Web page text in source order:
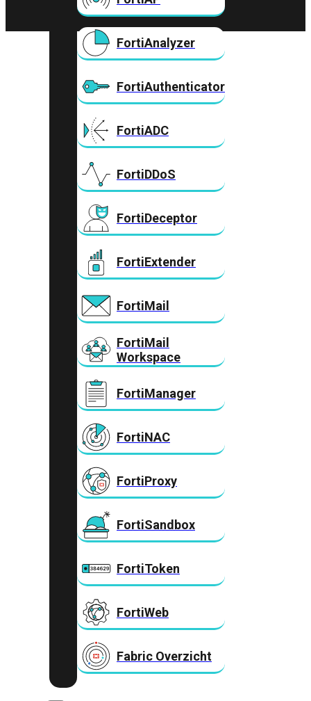
FortiAnalyzer
FortiAuthenticator
FortiADC
FortiDDoS
FortiDeceptor
FortiExtender
FortiMail
FortiMail
Workspace
FortiManager
FortiNAC
FortiProxy
FortiSandbox
FortiToken
FortiWeb
Fabric Overzicht